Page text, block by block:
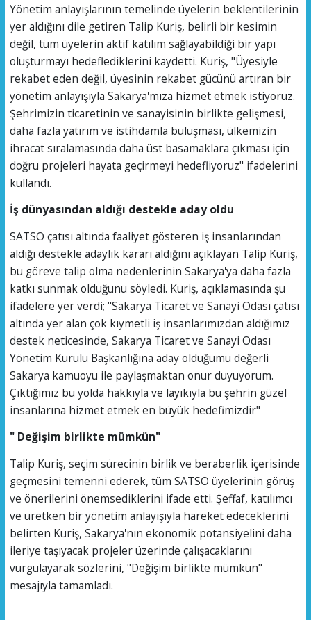
Yönetim anlayışlarının temelinde üyelerin beklentilerinin
yer aldığını dile getiren Talip Kuriş, belirli bir kesimin
değil, tüm üyelerin aktif katılım sağlayabildiği bir yapı
oluşturmayı hedeflediklerini kaydetti. Kuriş, "Üyesiyle
rekabet eden değil, üyesinin rekabet gücünü artıran bir
yönetim anlayışıyla Sakarya'mıza hizmet etmek istiyoruz.
Şehrimizin ticaretinin ve sanayisinin birlikte gelişmesi,
daha fazla yatırım ve istihdamla buluşması, ülkemizin
ihracat sıralamasında daha üst basamaklara çıkması için
doğru projeleri hayata geçirmeyi hedefliyoruz" ifadelerini
kullandı.
İş dünyasından aldığı destekle aday oldu
SATSO çatısı altında faaliyet gösteren iş insanlarından
aldığı destekle adaylık kararı aldığını açıklayan Talip Kuriş,
bu göreve talip olma nedenlerinin Sakarya'ya daha fazla
katkı sunmak olduğunu söyledi. Kuriş, açıklamasında şu
ifadelere yer verdi; "Sakarya Ticaret ve Sanayi Odası çatısı
altında yer alan çok kıymetli iş insanlarımızdan aldığımız
destek neticesinde, Sakarya Ticaret ve Sanayi Odası
Yönetim Kurulu Başkanlığına aday olduğumu değerli
Sakarya kamuoyu ile paylaşmaktan onur duyuyorum.
Çıktığımız bu yolda hakkıyla ve layıkıyla bu şehrin güzel
insanlarına hizmet etmek en büyük hedefimizdir"
" Değişim birlikte mümkün"
Talip Kuriş, seçim sürecinin birlik ve beraberlik içerisinde
geçmesini temenni ederek, tüm SATSO üyelerinin görüş
ve önerilerini önemsediklerini ifade etti. Şeffaf, katılımcı
ve üretken bir yönetim anlayışıyla hareket edeceklerini
belirten Kuriş, Sakarya'nın ekonomik potansiyelini daha
ileriye taşıyacak projeler üzerinde çalışacaklarını
vurgulayarak sözlerini, "Değişim birlikte mümkün"
mesajıyla tamamladı.